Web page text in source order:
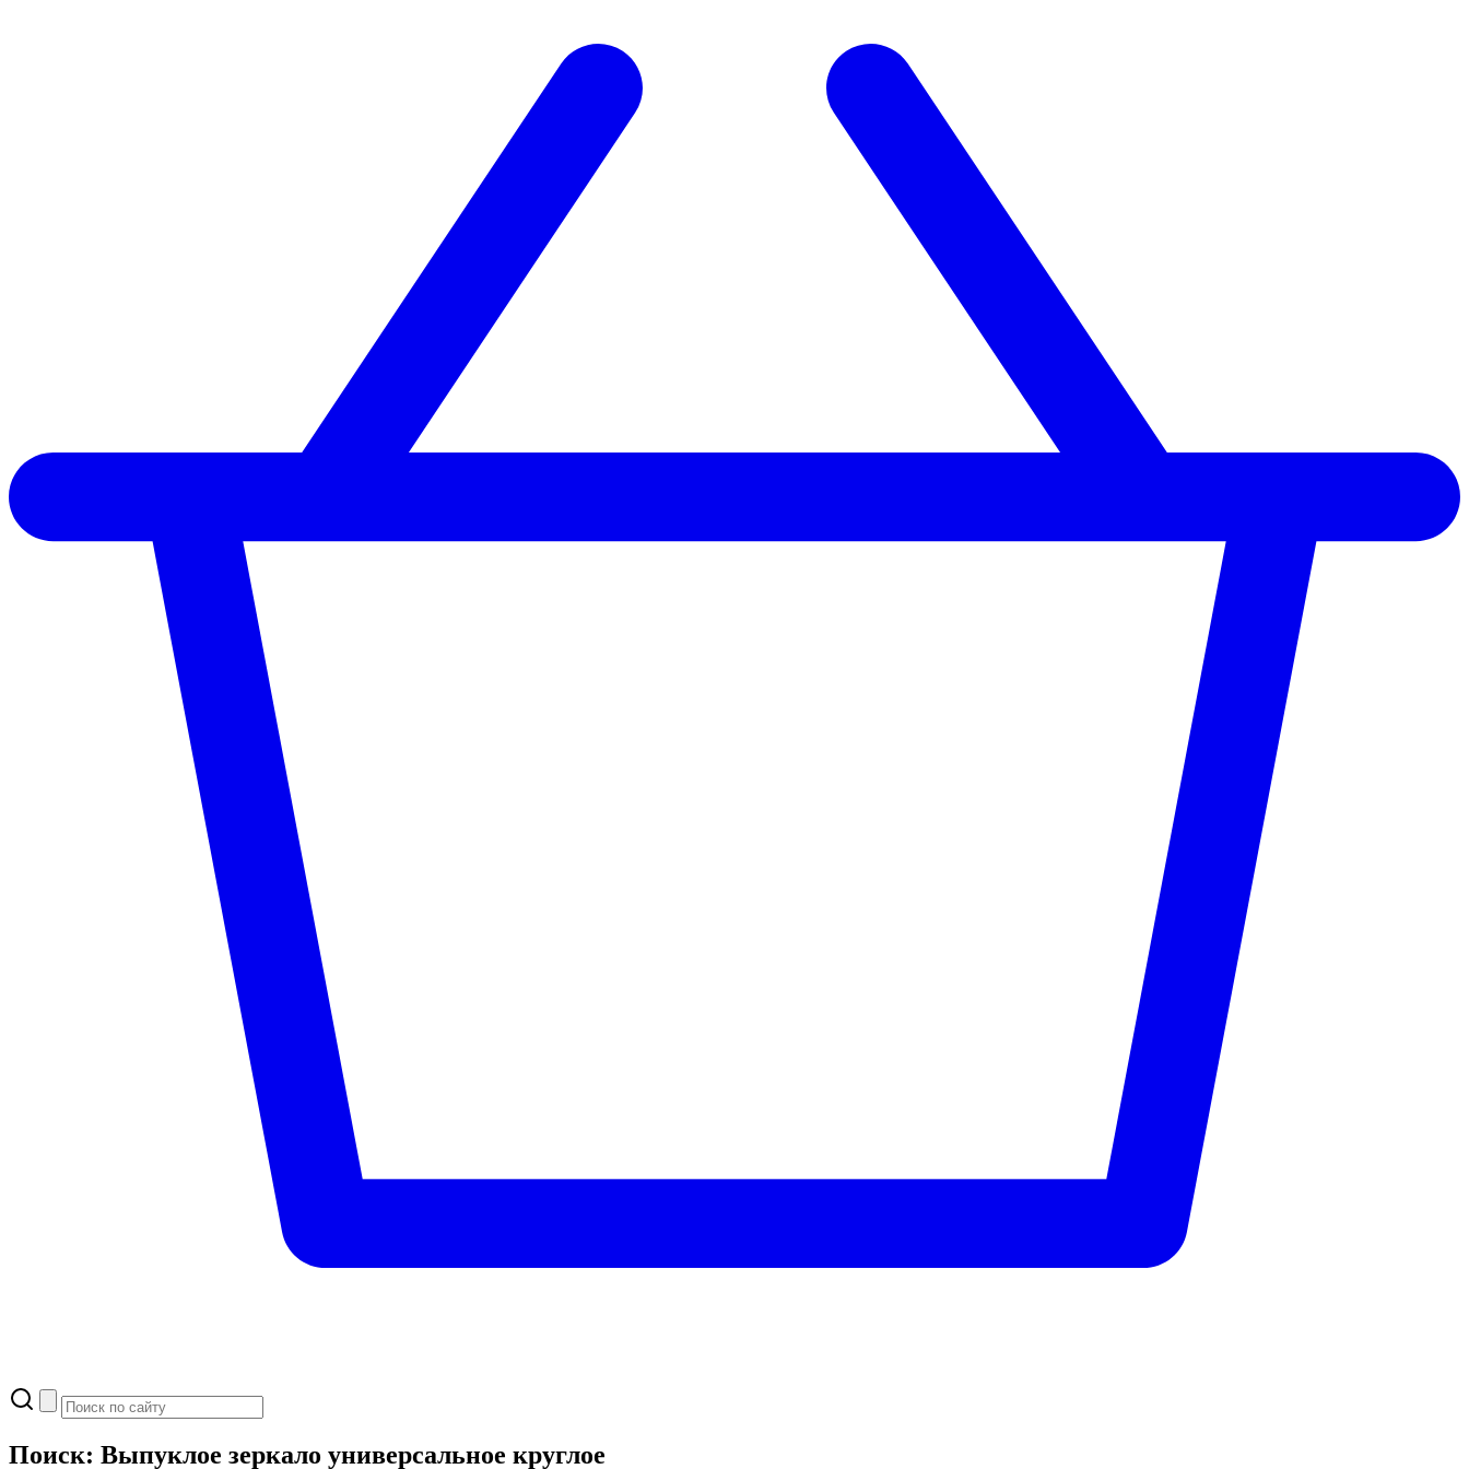
Поиск: Выпуклое зеркало универсальное круглое